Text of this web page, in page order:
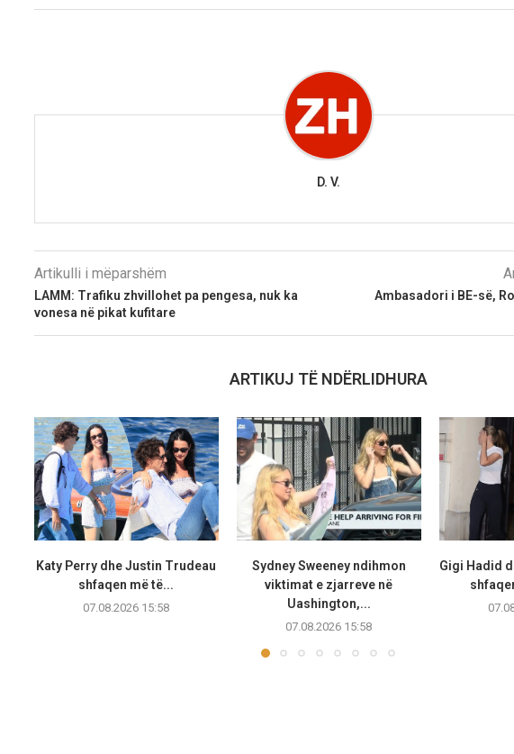
D. V.
Artikulli i mëparshëm
LAMM: Trafiku zhvillohet pa pengesa, nuk ka
vonesa në pikat kufitare
Ambasadori i BE-së,
ARTIKUJ TË NDËRLIDHURA
Katy Perry dhe Justin Trudeau
shfaqen më të...
07.08.2026 15:58
Sydney Sweeney ndihmon
viktimat e zjarreve në
Uashington,...
07.08.2026 15:58
Gigi Hadid